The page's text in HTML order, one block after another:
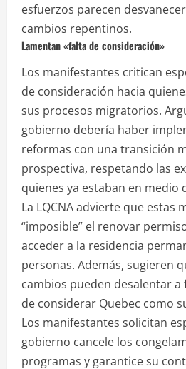
esfuerzos parecen
cambios repentinos.
Lamentan «falta de consideración»
Los manifestantes critican
de consideración hacia
sus procesos migratorios.
gobierno debería haber
reformas con una transición
prospectiva, respetando las
quienes ya estaban en medio
La LQCNA advierte que estas
“imposible” el renovar
acceder a la residencia
personas. Además, sugieren
cambios pueden desalentar
de considerar Quebec como
Los manifestantes solicitan
gobierno cancele los
programas y garantice su